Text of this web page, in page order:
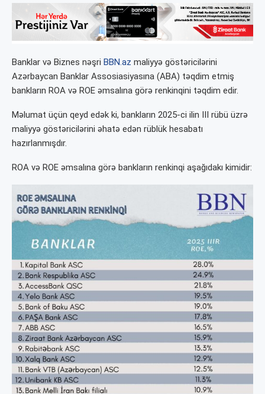
Banklar və Biznes nəşri BBN.az maliyyə göstəricilərini
Azərbaycan Banklar Assosiasiyasına (ABA) təqdim etmiş
bankların ROA və ROE əmsalına görə renkinqini təqdim edir.
Məlumat üçün qeyd edək ki, bankların 2025-ci ilin III rübü üzrə
maliyyə göstəricilərini əhatə edən rüblük hesabatı
hazırlanmışdır.
ROA və ROE əmsalına görə bankların renkinqi aşağıdakı kimidir: